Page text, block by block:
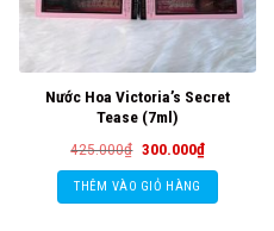
Nước Hoa Victoria’s Secret
Tease (7ml)
425.000₫ Giá
là:
425.000₫.
300.000₫Giá
hiện
tại
300.000₫.
THÊM VÀO GIỎ HÀNG